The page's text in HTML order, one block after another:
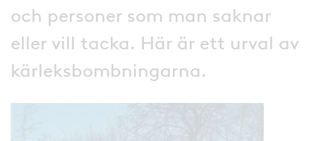
och personer som man saknar
eller vill tacka. Här är ett urval av
kärleksbombningarna.